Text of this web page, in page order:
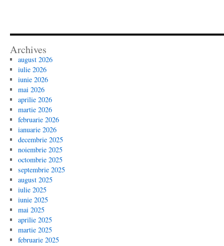
Archives
august 2026
iulie 2026
iunie 2026
mai 2026
aprilie 2026
martie 2026
februarie 2026
ianuarie 2026
decembrie 2025
noiembrie 2025
octombrie 2025
septembrie 2025
august 2025
iulie 2025
iunie 2025
mai 2025
aprilie 2025
martie 2025
februarie 2025